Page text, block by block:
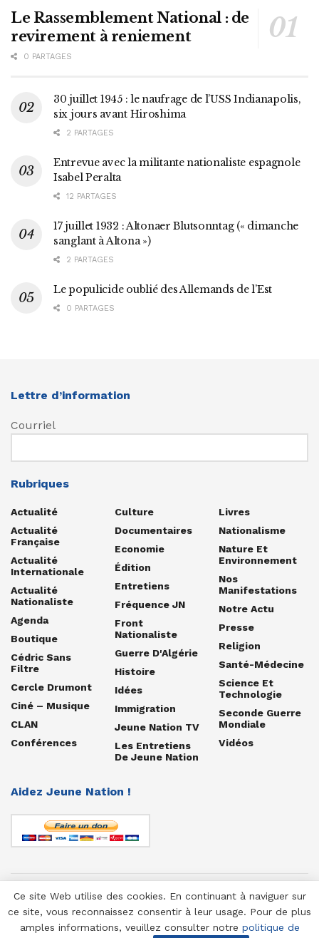
Le Rassemblement National : de
revirement à reniement
0 PARTAGES
30 juillet 1945 : le naufrage de l’USS Indianapolis,
six jours avant Hiroshima
2 PARTAGES
Entrevue avec la militante nationaliste espagnole
Isabel Peralta
12 PARTAGES
17 juillet 1932 : Altonaer Blutsonntag (« dimanche
sanglant à Altona »)
2 PARTAGES
Le populicide oublié des Allemands de l’Est
0 PARTAGES
Lettre d’information
Courriel
Rubriques
Actualité
Actualité
Française
Actualité
Internationale
Actualité
Nationaliste
Agenda
Boutique
Cédric Sans
Filtre
Cercle Drumont
Ciné – Musique
CLAN
Conférences
Culture
Documentaires
Economie
Édition
Entretiens
Fréquence JN
Front
Nationaliste
Guerre D'Algérie
Histoire
Idées
Immigration
Jeune Nation TV
Les Entretiens
De Jeune Nation
Livres
Nationalisme
Nature Et
Environnement
Nos
Manifestations
Notre Actu
Presse
Religion
Santé-Médecine
Science Et
Technologie
Seconde Guerre
Mondiale
Vidéos
Aidez Jeune Nation !
© 1958-2025 Jeune Nation
Ce site Web utilise des cookies. En continuant à naviguer sur
ce site, vous reconnaissez consentir à leur usage. Pour de plus
amples informations, veuillez consulter notre politique de